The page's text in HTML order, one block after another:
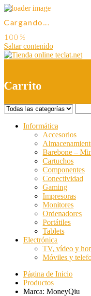
Cargando...
Saltar contenido
Carrito
Informática
Accesorios
Barebone –
Cartuchos
Componentes
Conectividad
Gaming
Impresoras
Monitores
Ordenadores
Portátiles
Tablets
Electrónica
TV, vídeo y
Móviles y
Página de Inicio
Productos
Marca: MoneyQiu